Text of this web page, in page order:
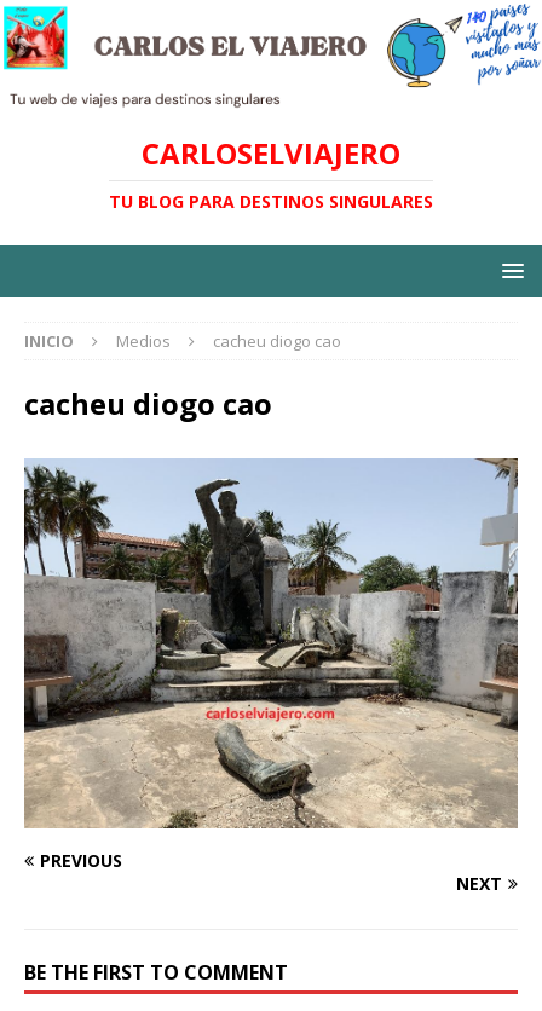
CARLOSELVIAJERO
TU BLOG PARA DESTINOS SINGULARES
INICIO Medios cacheu diogo cao
cacheu diogo cao
PREVIOUS
NEXT
BE THE FIRST TO COMMENT